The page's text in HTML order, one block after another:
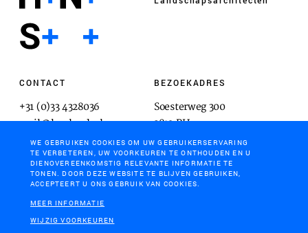
CONTACT
+31 (0)33 4328036
mail@hnsland.nl
BEZOEKADRES
Soesterweg 300
3812 BH
Amersfoort
POSTADRES
Postbus 1603
3800 BP
WE GEBRUIKEN COOKIES OM UW GEBRUIKERSERVARING
TE VERBETEREN, UW VOORKEUREN TE ONTHOUDEN EN U
DIENOVEREENKOMSTIG RELEVANTE INFORMATIE TE
TONEN. DOOR DEZE WEBSITE TE BLIJVEN GEBRUIKEN,
ACCEPTEERT U ONS GEBRUIK VAN COOKIES.
MEER INFORMATIE
WIJZIG VOORKEUREN